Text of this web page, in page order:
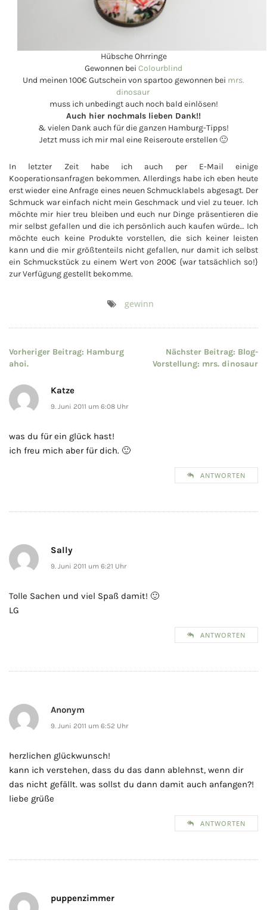
Hübsche Ohrringe
Gewonnen bei Colourblind
Und meinen 100€ Gutschein von spartoo gewonnen bei mrs.
dinosaur
muss ich unbedingt auch noch bald einlösen!
Auch hier nochmals lieben Dank!!
& vielen Dank auch für die ganzen Hamburg-Tipps!
Jetzt muss ich mir mal eine Reiseroute erstellen 🙂
In letzter Zeit habe ich auch per E-Mail einige
Kooperationsanfragen bekommen. Allerdings habe ich eben heute
erst wieder eine Anfrage eines neuen Schmucklabels abgesagt. Der
Schmuck war einfach nicht mein Geschmack und viel zu teuer. Ich
möchte mir hier treu bleiben und euch nur Dinge präsentieren die
mir selbst gefallen und die ich persönlich auch kaufen würde… Ich
möchte euch keine Produkte vorstellen, die sich keiner leisten
kann und die mir größtenteils nicht gefallen, nur damit ich selbst
ein Schmuckstück zu einem Wert von 200€ {war tatsächlich so!}
zur Verfügung gestellt bekomme.
gewinn
Beitragsnavigation
Vorheriger Beitrag: Hamburg
ahoi.
Nächster Beitrag: Blog-
Vorstellung: mrs. dinosaur
Katze
9. Juni 2011 um 6:08 Uhr
was du für ein glück hast!
ich freu mich aber für dich. 🙂
ANTWORTEN
Sally
9. Juni 2011 um 6:21 Uhr
Tolle Sachen und viel Spaß damit! 🙂
LG
ANTWORTEN
Anonym
9. Juni 2011 um 6:52 Uhr
herzlichen glückwunsch!
kann ich verstehen, dass du das dann ablehnst, wenn dir
das nicht gefällt. was sollst du dann damit auch anfangen?!
liebe grüße
ANTWORTEN
puppenzimmer